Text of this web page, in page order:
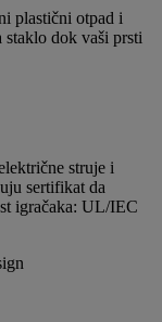
plastični otpad i
staklo dok vaši prsti
struje i
sertifikat da
igračaka: UL/IEC